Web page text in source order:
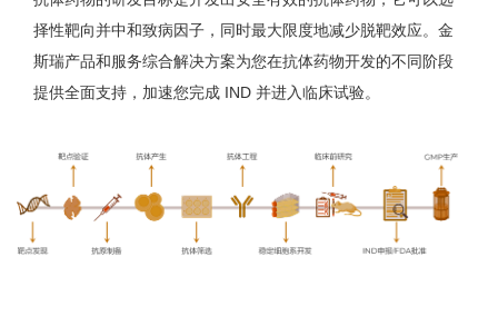
择性靶向并中和致病因子，同时最大限度地减少脱靶效应。金
斯瑞产品和服务综合解决方案为您在抗体药物开发的不同阶段
提供全面支持，加速您完成 IND 并进入临床试验。